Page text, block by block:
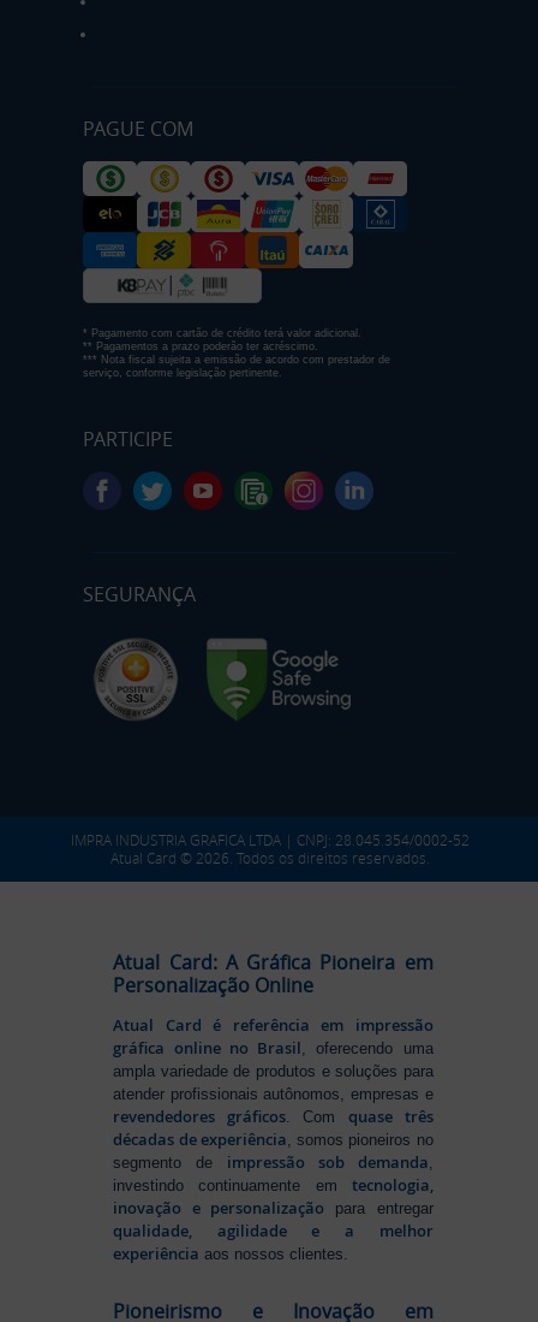
PAGUE COM
* Pagamento com cartão de crédito terá valor adicional.
** Pagamentos a prazo poderão ter acréscimo.
*** Nota fiscal sujeita a emissão de acordo com prestador de
serviço, conforme legislação pertinente.
PARTICIPE
SEGURANÇA
IMPRA INDUSTRIA GRAFICA LTDA | CNPJ: 28.045.354/0002-52
Atual Card © 2026. Todos os direitos reservados.
Atual Card: A Gráfica Pioneira em
Personalização Online
Atual Card é referência em impressão
gráfica online no Brasil , oferecendo uma
ampla variedade de produtos e soluções para
atender profissionais autônomos, empresas e
revendedores gráficos. Comquase três
décadas de experiência , somos pioneiros no
segmento de impressão sob demanda
investindo continuamente em tecnologia,
inovação e personalização para entregar
qualidade, agilidade e a melhor
experiência aos nossos clientes.
Pioneirismo e Inovação em